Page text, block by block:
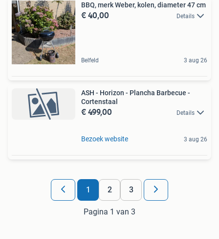
BBQ, merk Weber, kolen, diameter 47 cm
€ 40,00 Details
Belfeld 3 aug 26
ASH - Horizon - Plancha Barbecue -
Cortenstaal
€ 499,00 Details
Bezoek website 3 aug 26
1 2 3
Pagina 1 van 3